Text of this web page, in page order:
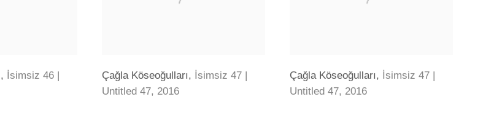
, İsimsiz 46 |
Çağla Köseoğulları, İsimsiz 47 |
Untitled 47, 2016
Çağla Köseoğulları, İsimsiz 47 |
Untitled 47, 2016